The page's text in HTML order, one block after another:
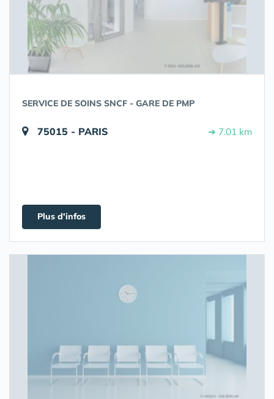
SERVICE DE SOINS SNCF - GARE DE PMP
75015 - PARIS ➔ 7.01 km
Plus d'infos